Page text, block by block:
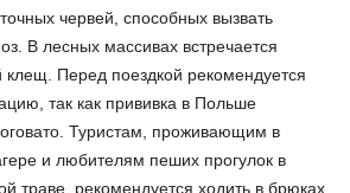
червей, способных вызвать
В лесных массивах встречается
Перед поездкой рекомендуется
так как прививка в Польше
Туристам, проживающим в
и любителям пеших прогулок в
траве, рекомендуется ходить в брюках.